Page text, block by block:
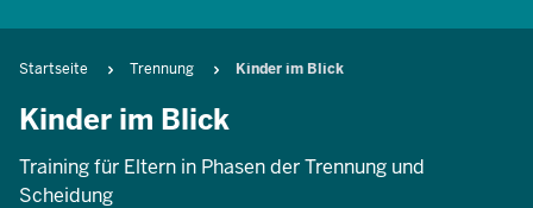
Pfadnavigation
Startseite Trennung Kinder im Blick
Kinder im Blick
Training für Eltern in Phasen der Trennung und
Scheidung